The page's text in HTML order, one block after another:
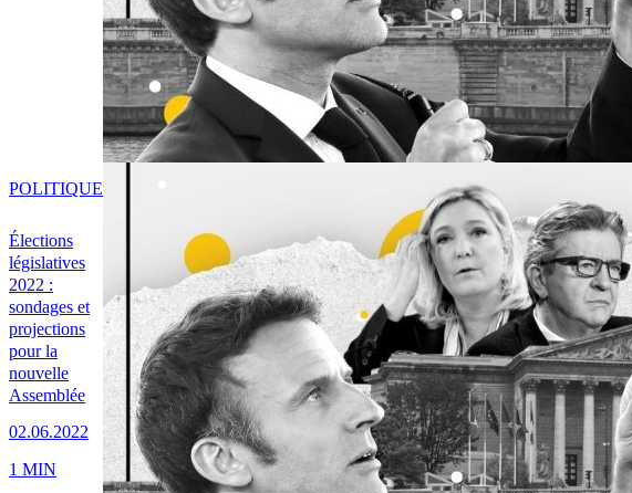
Élections
législatives
2022 :
sondages et
projections
pour la
nouvelle
Assemblée
02.06.2022
POLITIQUE
1 MIN